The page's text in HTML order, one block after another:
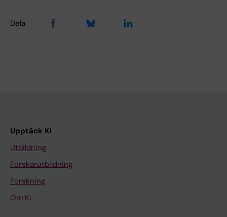
Dela
Upptäck KI
Utbildning
Forskarutbildning
Forskning
Om KI